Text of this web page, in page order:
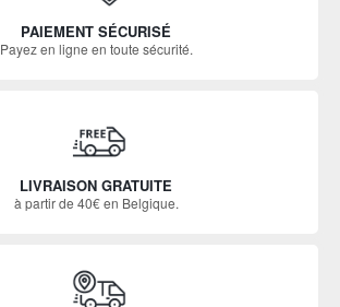
PAIEMENT SÉCURISÉ
Payez en ligne en toute sécurité.
LIVRAISON GRATUITE
à partir de 40€ en Belgique.